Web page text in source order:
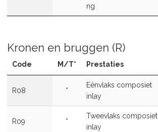
ng
Kronen en bruggen (R)
Code M/T* Prestaties
R08 *
Eénvlaks composiet
inlay
R09 *
Tweevlaks composiet
inlay